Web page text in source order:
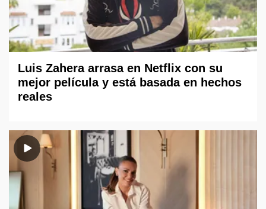
Luis Zahera arrasa en Netflix con su
mejor película y está basada en hechos
reales